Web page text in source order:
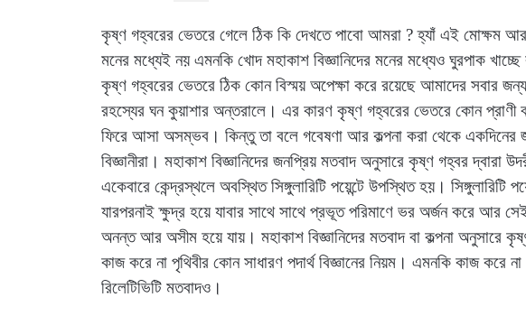
কৃষ্ণ গহ্বরের ভেতরে গেলে ঠিক কি দেখতে পাবো আমরা ? হ্যাঁ এই মোক্ষম
মনের মধ্যেই নয় এমনকি খোদ মহাকাশ বিজ্ঞানিদের মনের মধ্যেও ঘুরপাক
কৃষ্ণ গহ্বরের ভেতরে ঠিক কোন বিস্ময় অপেক্ষা করে রয়েছে আমাদের সবার
রহস্যের ঘন কুয়াশার অন্তরালে। এর কারণ কৃষ্ণ গহ্বরের ভেতরে কোন
ফিরে আসা অসম্ভব। কিন্তু তা বলে গবেষণা আর কল্পনা করা থেকে একদিনের
বিজ্ঞানীরা। মহাকাশ বিজ্ঞানিদের জনপ্রিয় মতবাদ অনুসারে কৃষ্ণ গহ্বর দ্বারা
একেবারে কেন্দ্রস্থলে অবস্থিত সিঙ্গুলারিটি পয়েন্টে উপস্থিত হয়।
যারপরনাই ক্ষুদ্র হয়ে যাবার সাথে সাথে প্রভূত পরিমাণে ভর অর্জন করে আর
অনন্ত আর অসীম হয়ে যায়। মহাকাশ বিজ্ঞানিদের মতবাদ বা কল্পনা অনুসারে
কাজ করে না পৃথিবীর কোন সাধারণ পদার্থ বিজ্ঞানের নিয়ম। এমনকি কাজ করে
রিলেটিভিটি মতবাদও।